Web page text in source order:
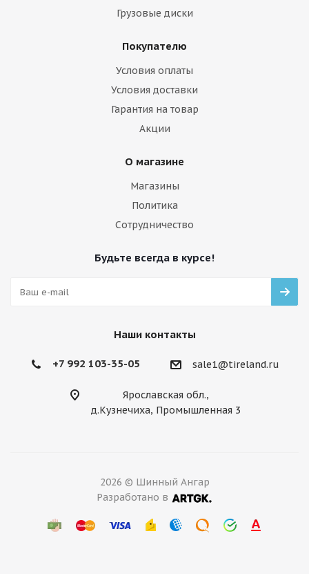
Грузовые диски
Покупателю
Условия оплаты
Условия доставки
Гарантия на товар
Акции
О магазине
Магазины
Политика
Сотрудничество
Будьте всегда в курсе!
Наши контакты
+7 992 103-35-05 sale1@tireland.ru
Ярославская обл.,
д.Кузнечиха, Промышленная 3
2026 © Шинный Ангар
Разработано в